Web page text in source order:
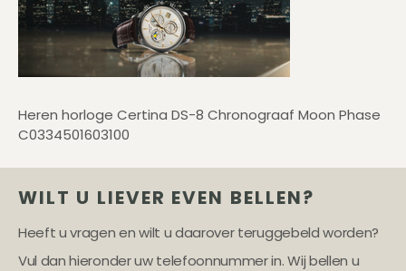
Heren horloge Certina DS-8 Chronograaf Moon Phase
C0334501603100
WILT U LIEVER EVEN BELLEN?
Heeft u vragen en wilt u daarover teruggebeld worden?
Vul dan hieronder uw telefoonnummer in. Wij bellen u